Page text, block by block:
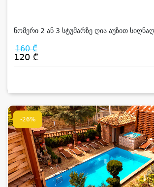
ნომერი 2 ან 3 სტუმარზე ღია აუზით
160 ₾
120 ₾
-26%